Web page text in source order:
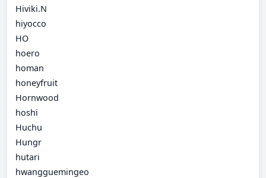
Hiviki.N
hiyocco
HO
hoero
homan
honeyfruit
Hornwood
hoshi
Huchu
Hungr
hutari
hwangguemingeo